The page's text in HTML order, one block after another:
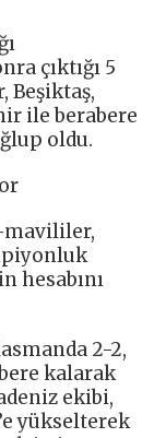
çıktığı 5
Beşiktaş,
ile berabere
oldu.
mavililer,
hesabını
2-2,
kalarak
ekibi,
yükselterek